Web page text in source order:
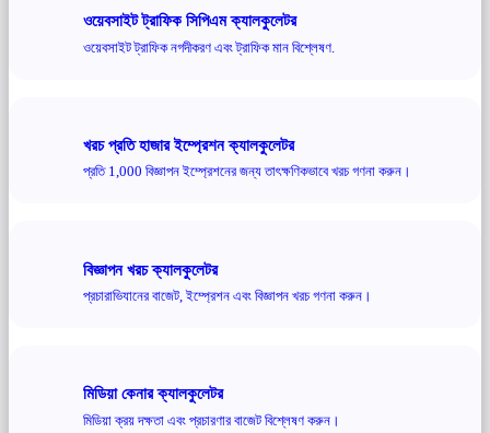
ওয়েবসাইট ট্রাফিক সিপিএম ক্যালকুলেটর
ওয়েবসাইট ট্রাফিক নগদীকরণ এবং ট্রাফিক মান বিশ্লেষণ.
খরচ প্রতি হাজার ইম্প্রেশন ক্যালকুলেটর
প্রতি 1,000 বিজ্ঞাপন ইম্প্রেশনের জন্য তাৎক্ষণিকভাবে খরচ গণনা করুন।
বিজ্ঞাপন খরচ ক্যালকুলেটর
প্রচারাভিযানের বাজেট, ইম্প্রেশন এবং বিজ্ঞাপন খরচ গণনা করুন।
মিডিয়া কেনার ক্যালকুলেটর
মিডিয়া ক্রয় দক্ষতা এবং প্রচারণার বাজেট বিশ্লেষণ করুন।